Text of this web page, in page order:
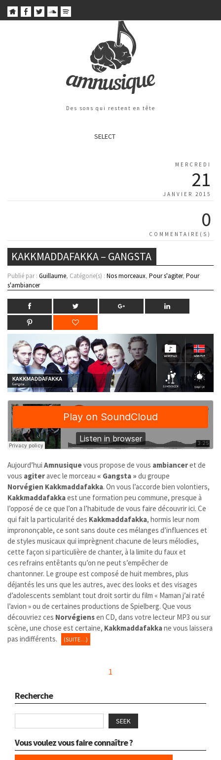
Des sons qui restent en tête
SELECT
MERCREDI
21
JANVIER 2015
0
COMMENTAIRE(S)
KAKKMADDAFAKKA – GANGSTA
Publié par : Guillaume, Catégorie(s) : Nos morceaux, Pour s'agiter, Pour
s'ambiancer
Aujourd’hui Amnusiquevous propose de vous ambianceret de
vous agiteravec le morceau « Gangsta » du groupe
Norvégien Kakkmaddafakka. On vous l’accorde bien volontiers,
Kakkmaddafakkaest une formation peu commune, presque à
l’opposé de ce que l’on a l’habitude de vous faire découvrir ici. Ce
qui fait la particularité des Kakkmaddafakka, hormis leur nom
imprononçable, ce sont sans doute ces mélanges d’influences et
de styles musicaux qui imprègnent chacune de leurs mélodies,
cette façon si particulière de chanter, à la limite du faux et
ces refrains entêtants qu’on ne peut s’empêcher de
chantonner. Le groupe est composé de huit membres, plus
déjantés les uns que les autres, avec des looks et des visages
d’adolescents semblant tout droit sortir du film « Maman j’ai raté
l’avion » ou de certaines productions de Spielberg. Que vous
découvriez ces Norvégiensen CD, dans votre lecteur MP3 ou sur
scène, une chose est certaine, Kakkmaddafakkane vous laissera
pas indifférents.
(SUITE…)
1
Recherche
SEEK
Vous voulez vous faire connaître ?